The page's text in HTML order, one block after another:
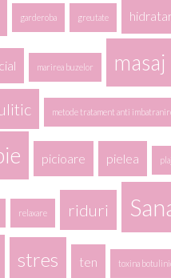
garderoba greutate
marirea buzelor masaj
metode tratament anti
picioare pielea
relaxare riduri
stres ten toxina